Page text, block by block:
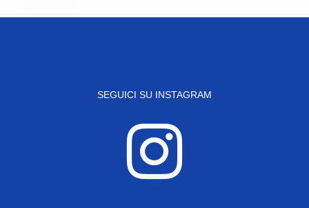
SEGUICI SU INSTAGRAM